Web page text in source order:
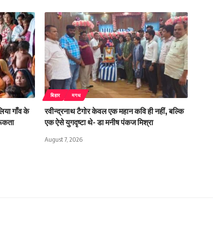
गाँव के
बिहार मगध
रवीन्द्रनाथ टैगोर केवल एक महान कवि ही नहीं, बल्कि
एक ऐसे युगदृष्टा थे- डा मनीष पंकज मिश्रा
August 7, 2026